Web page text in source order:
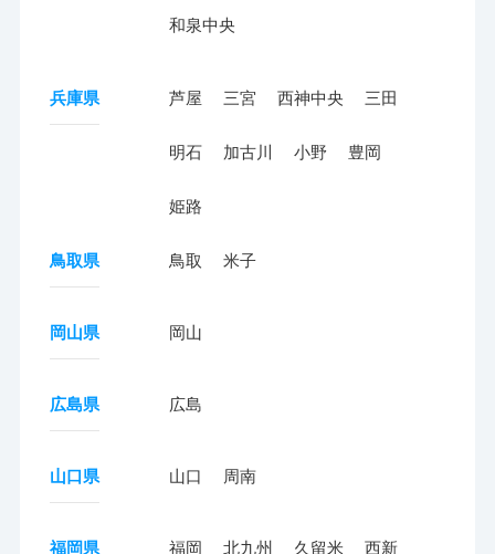
和泉中央
兵庫県 芦屋 三宮 西神中央 三田
明石 加古川 小野 豊岡
姫路
鳥取県 鳥取 米子
岡山県 岡山
広島県 広島
山口県 山口 周南
福岡県 福岡 北九州 久留米 西新